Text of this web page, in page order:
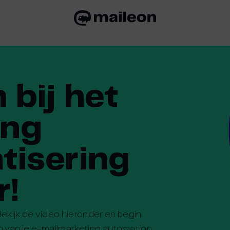
bij het
de video hieronder en begin